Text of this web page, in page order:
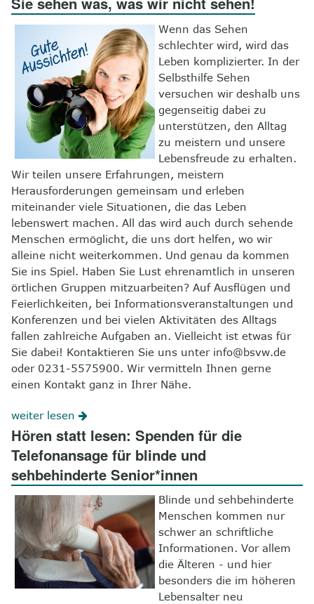
8
Kontakt
Wenn das Sehen
schlechter wird, wird das
Leben komplizierter. In der
Selbsthilfe Sehen
versuchen wir deshalb uns
gegenseitig dabei zu
unterstützen, den Alltag
zu meistern und unsere
Lebensfreude zu erhalten.
Wir teilen unsere Erfahrungen, meistern
Herausforderungen gemeinsam und erleben
miteinander viele Situationen, die das Leben
lebenswert machen. All das wird auch durch sehende
Menschen ermöglicht, die uns dort helfen, wo wir
alleine nicht weiterkommen. Und genau da kommen
Sie ins Spiel. Haben Sie Lust ehrenamtlich in unseren
örtlichen Gruppen mitzuarbeiten? Auf Ausflügen und
Feierlichkeiten, bei Informationsveranstaltungen und
Konferenzen und bei vielen Aktivitäten des Alltags
fallen zahlreiche Aufgaben an. Vielleicht ist etwas für
Sie dabei! Kontaktieren Sie uns unter info@bsvw.de
oder 0231-5575900. Wir vermitteln Ihnen gerne
einen Kontakt ganz in Ihrer Nähe.
weiter lesen
Hören statt lesen: Spenden für die
Telefonansage für blinde und
sehbehinderte Senior*innen
Blinde und sehbehinderte
Menschen kommen nur
schwer an schriftliche
Informationen. Vor allem
die Älteren - und hier
besonders die im höheren
Lebensalter neu